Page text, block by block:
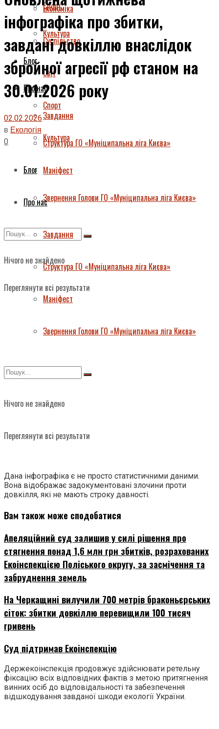
Спорт
Культура
Блог
Про нас
Завдання
Структура ГО «Муніципальна ліга Києва»
Маніфест
Звернення Голови ГО «Муніципальна ліга Києва»
Нічого не знайдено
Переглянути всі результати
Економіка
Суспільство
Світ
Спорт
Культура
Блог
Про нас
Завдання
Структура ГО «Муніципальна ліга Києва»
Маніфест
Звернення Голови ГО «Муніципальна ліга Києва»
Нічого не знайдено
Переглянути всі результати
інфографіка про збитки,
завдані довкіллю внаслідок
збройної агресії рф станом на
30.01.2026 року
02.02.2026
в Екологія
0
Дана інфографіка є не просто статистичними даними.
Вона відображає задокументовані злочини проти
довкілля, які не мають строку давності.
Вам також може сподобатися
Апеляційний суд залишив у силі рішення про
стягнення понад 1,6 млн грн збитків, розрахованих
Екоінспекцією Поліського округу, за засмічення та
забруднення земель
На Черкащині вилучили 700 метрів браконьєрських
сіток: збитки довкіллю перевищили 100 тисяч
гривень
Суд підтримав Екоінспекцію
Держекоінспекція продовжує здійснювати ретельну
фіксацію всіх відповідних фактів з метою притягнення
винних осіб до відповідальності та забезпечення
відшкодування завданої шкоди екології України.